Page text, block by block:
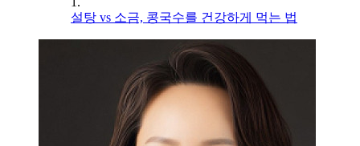
설탕 vs 소금, 콩국수를 건강하게 먹는 법